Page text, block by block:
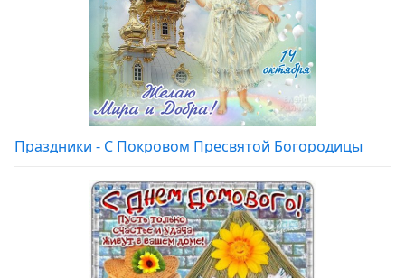
Праздники - С Покровом Пресвятой Богородицы